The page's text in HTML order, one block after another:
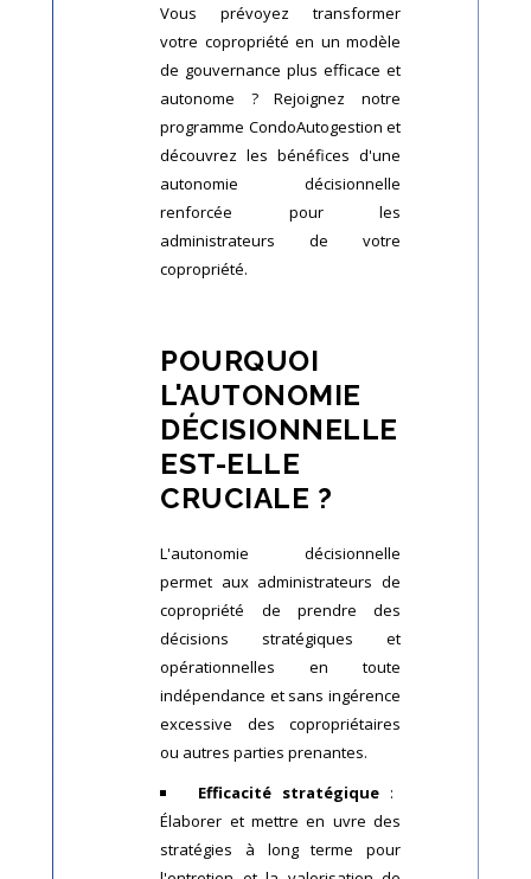
Vous prévoyez transformer
votre copropriété en un modèle
de gouvernance plus efficace et
autonome ? Rejoignez notre
programme CondoAutogestion et
découvrez les bénéfices d'une
autonomie décisionnelle
renforcée pour les
administrateurs de votre
copropriété.
POURQUOI
L'AUTONOMIE
DÉCISIONNELLE
EST-ELLE
CRUCIALE ?
L'autonomie décisionnelle
permet aux administrateurs de
copropriété de prendre des
décisions stratégiques et
opérationnelles en toute
indépendance et sans ingérence
excessive des copropriétaires
ou autres parties prenantes.
Efficacité stratégique:
Élaborer et mettre en uvre des
stratégies à long terme pour